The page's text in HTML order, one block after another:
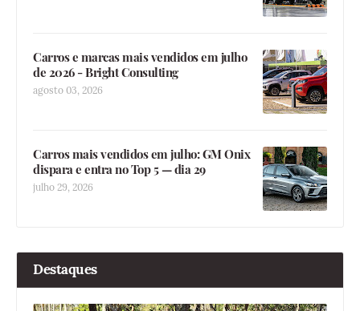
Carros e marcas mais vendidos em julho
de 2026 - Bright Consulting
agosto 03, 2026
Carros mais vendidos em julho: GM Onix
dispara e entra no Top 5 — dia 29
julho 29, 2026
Destaques